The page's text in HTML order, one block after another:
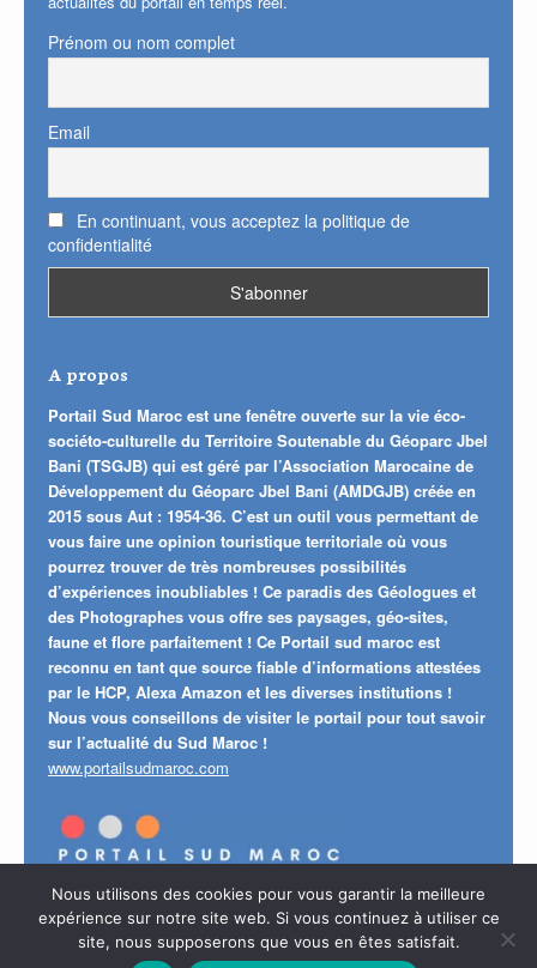
Prénom ou nom complet
Email
En continuant, vous acceptez la politique de
confidentialité
A propos
Portail Sud Maroc est une fenêtre ouverte sur la vie éco-
sociéto-culturelle du Territoire Soutenable du Géoparc Jbel
Bani (TSGJB) qui est géré par l’Association Marocaine de
Développement du Géoparc Jbel Bani (AMDGJB) créée en
2015 sous Aut : 1954-36. C’est un outil vous permettant de
vous faire une opinion touristique territoriale où vous
pourrez trouver de très nombreuses possibilités
d’expériences inoubliables ! Ce paradis des Géologues et
des Photographes vous offre ses paysages, géo-sites,
faune et flore parfaitement ! Ce Portail sud maroc est
reconnu en tant que source fiable d’informations attestées
par le HCP, Alexa Amazon et les diverses institutions !
Nous vous conseillons de visiter le portail pour tout savoir
sur l’actualité du Sud Maroc !
www.portailsudmaroc.com
MENTIONS LÉGALS POLITIQUE DE CONFIDENTIALITÉ
Nous utilisons des cookies pour vous garantir la meilleure
expérience sur notre site web. Si vous continuez à utiliser ce
site, nous supposerons que vous en êtes satisfait.